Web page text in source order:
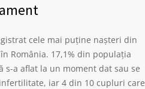
cele mai puține nașteri din
România. 17,1% din populația
a aflat la un moment dat sau se
iar 4 din 10 cupluri care